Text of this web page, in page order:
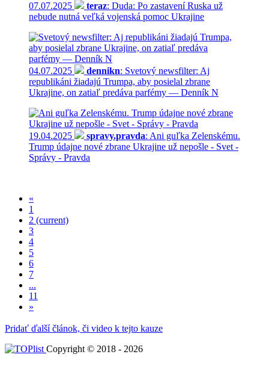
07.07.2025 teraz: Duda: Po zastavení Ruska už
nebude nutná veľká vojenská pomoc Ukrajine
04.07.2025 dennikn: Svetový newsfilter: Aj
republikáni žiadajú Trumpa, aby posielal zbrane
Ukrajine, on zatiaľ predáva parfémy — Denník N
19.04.2025 spravy.pravda: Ani guľka Zelenskému.
Trump údajne nové zbrane Ukrajine už nepošle - Svet -
Správy - Pravda
«
1
2 (current)
3
4
5
6
7
...
11
»
Pridať ďalší článok, či video k tejto kauze
Copyright © 2018 - 2026